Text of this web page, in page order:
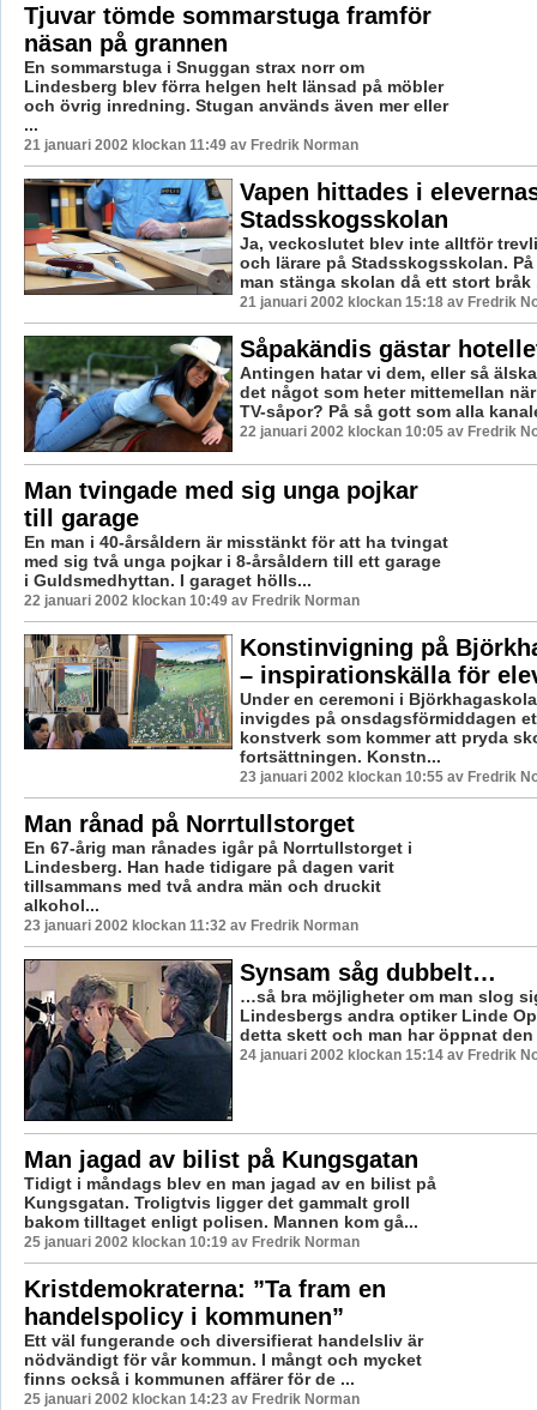
Tjuvar tömde sommarstuga framför
näsan på grannen
En sommarstuga i Snuggan strax norr om
Lindesberg blev förra helgen helt länsad på möbler
och övrig inredning. Stugan används även mer eller
...
21 januari 2002 klockan 11:49 av Fredrik Norman
Vapen hittades i
Stadsskogsskolan
Ja, veckoslutet blev inte alltför
och lärare på Stadsskogsskolan.
man stänga skolan då ett stort bråk
21 januari 2002 klockan 15:18 av Fredrik
Såpakändis gästar
Antingen hatar vi dem, eller så
det något som heter mittemellan
TV-såpor? På så gott som alla
22 januari 2002 klockan 10:05 av Fredrik
Man tvingade med sig unga pojkar
till garage
En man i 40-årsåldern är misstänkt för att ha tvingat
med sig två unga pojkar i 8-årsåldern till ett garage
i Guldsmedhyttan. I garaget hölls...
22 januari 2002 klockan 10:49 av Fredrik Norman
Konstinvigning på
– inspirationskälla för
Under en ceremoni i
invigdes på onsdagsförmiddagen
konstverk som kommer att pryda
fortsättningen. Konstn...
23 januari 2002 klockan 10:55 av Fredrik
Man rånad på Norrtullstorget
En 67-årig man rånades igår på Norrtullstorget i
Lindesberg. Han hade tidigare på dagen varit
tillsammans med två andra män och druckit
alkohol...
23 januari 2002 klockan 11:32 av Fredrik Norman
Synsam såg dubbelt…
…så bra möjligheter om man slog
Lindesbergs andra optiker Linde
detta skett och man har öppnat
24 januari 2002 klockan 15:14 av Fredrik
Man jagad av bilist på Kungsgatan
Tidigt i måndags blev en man jagad av en bilist på
Kungsgatan. Troligtvis ligger det gammalt groll
bakom tilltaget enligt polisen. Mannen kom gå...
25 januari 2002 klockan 10:19 av Fredrik Norman
Kristdemokraterna: ”Ta fram en
handelspolicy i kommunen”
Ett väl fungerande och diversifierat handelsliv är
nödvändigt för vår kommun. I mångt och mycket
finns också i kommunen affärer för de ...
25 januari 2002 klockan 14:23 av Fredrik Norman